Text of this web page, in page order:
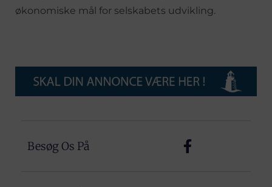
økonomiske mål for selskabets udvikling.
Besøg Os På